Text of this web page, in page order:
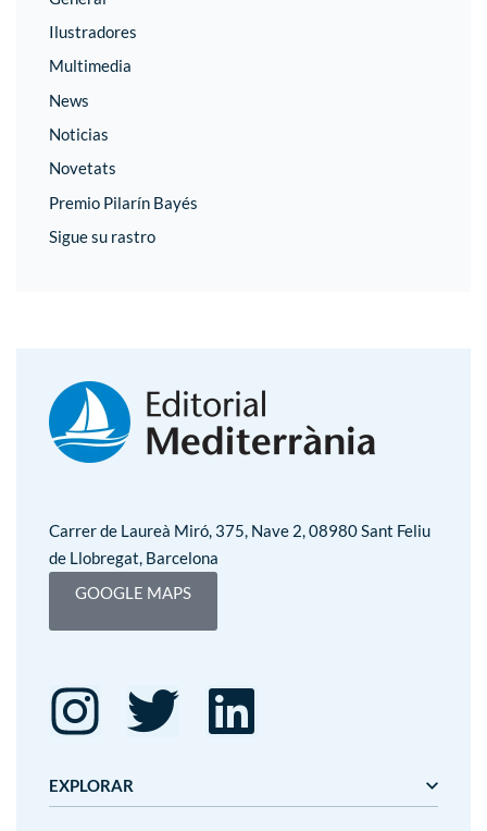
Ilustradores
Multimedia
News
Noticias
Novetats
Premio Pilarín Bayés
Sigue su rastro
Carrer de Laureà Miró, 375, Nave 2, 08980 Sant Feliu
de Llobregat, Barcelona
GOOGLE MAPS
EXPLORAR